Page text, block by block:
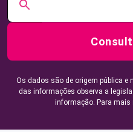
Os dados são de origem pública
das informações observa a
informação. Para mais